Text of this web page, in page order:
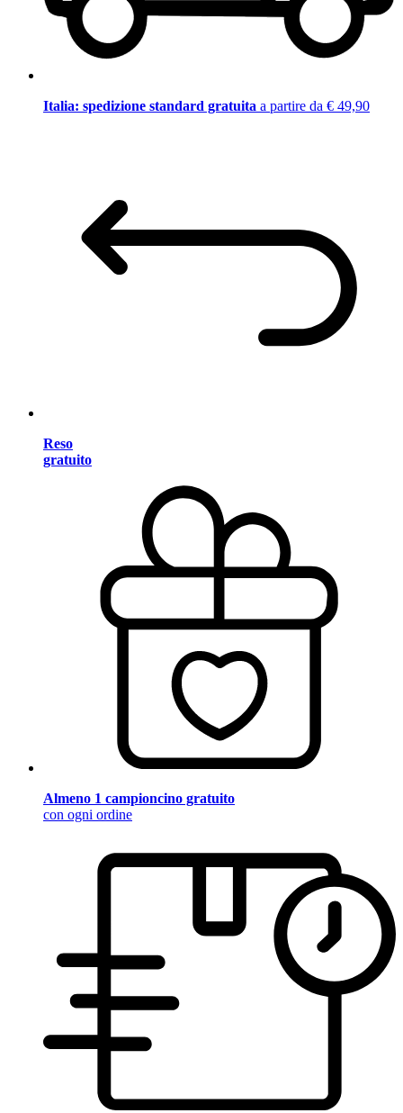
Italia: spedizione standard gratuita a partire da € 49,90
Reso
gratuito
Almeno 1 campioncino gratuito
con ogni ordine